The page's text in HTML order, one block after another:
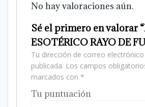
No hay valoraciones aún.
Sé el primero en valorar
ESOTÉRICO RAYO DE
Tu dirección de correo
publicada. Los campos
marcados con *
Tu puntuación